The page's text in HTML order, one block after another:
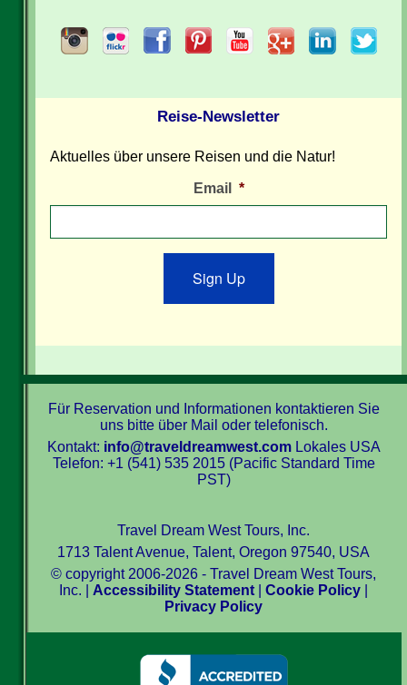
Reise-Newsletter
Aktuelles über unsere Reisen und die Natur!
Email *
Sign Up
Für Reservation und Informationen kontaktieren Sie
uns bitte über Mail oder telefonisch.
Kontakt: info@traveldreamwest.comLokales USA
Telefon: +1 (541) 535 2015 (Pacific Standard Time
PST)
Travel Dream West Tours, Inc.
1713 Talent Avenue, Talent, Oregon 97540, USA
© copyright 2006-2026 - Travel Dream West Tours,
Inc. | Accessibility Statement |Cookie Policy
Privacy Policy